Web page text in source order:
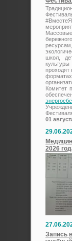
школ,
проходят
Комитет
01
2026
Запись